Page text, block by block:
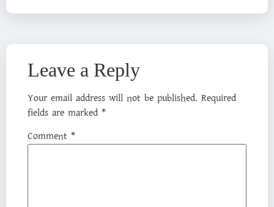
Leave a Reply
Your email address will not be published. Required
fields are marked *
Comment *